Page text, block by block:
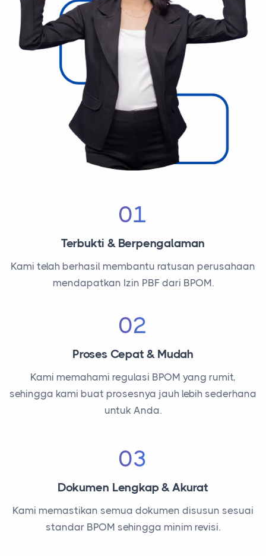
01
Terbukti & Berpengalaman
Kami telah berhasil membantu ratusan perusahaan
mendapatkan Izin PBF dari BPOM.
02
Proses Cepat & Mudah
Kami memahami regulasi BPOM yang rumit,
sehingga kami buat prosesnya jauh lebih sederhana
untuk Anda.
03
Dokumen Lengkap & Akurat
Kami memastikan semua dokumen disusun sesuai
standar BPOM sehingga minim revisi.